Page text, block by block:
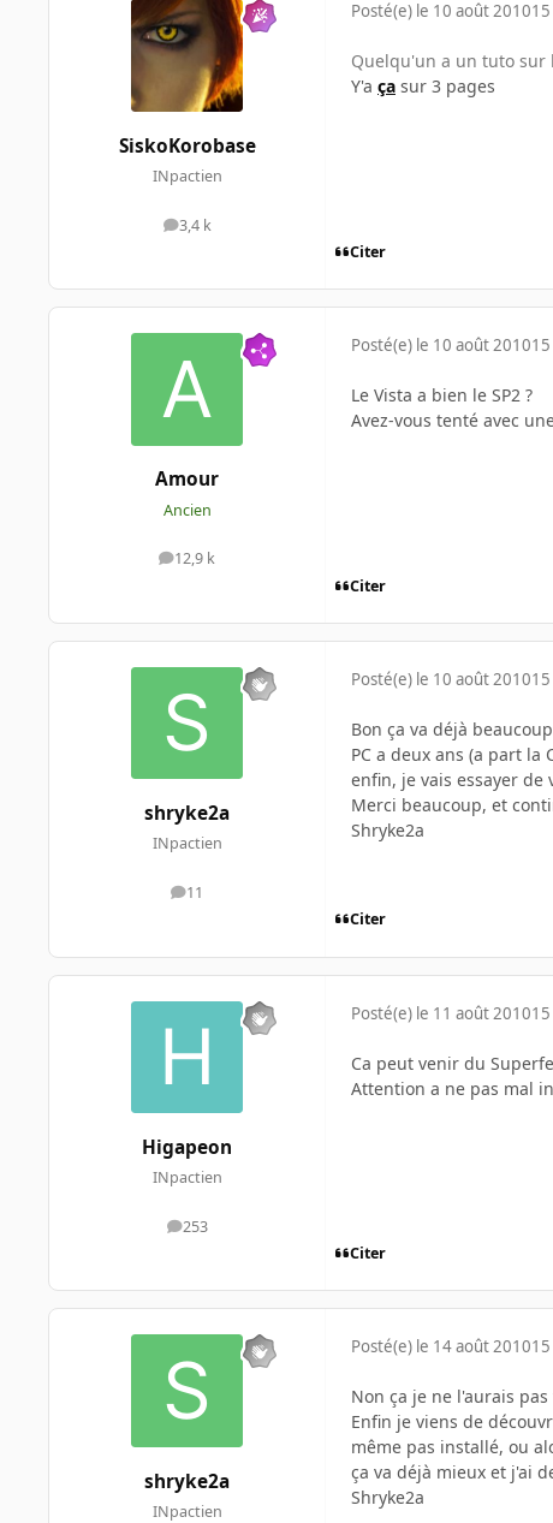
SiskoKorobase
INpactien
3,4 k
messages
Posté(e) le 10 août 2010
Quelqu'un a un tuto sur
Y'a ça sur 3 pages
Citer
Amour
Ancien
12,9 k
messages
Posté(e) le 10 août 2010
Le Vista a bien le SP2 ?
Avez-vous tenté avec
Citer
shryke2a
INpactien
11
messages
Posté(e) le 10 août 2010
Bon ça va déjà
PC a deux ans (a part
enfin, je vais essayer
Merci beaucoup, et
Shryke2a
Citer
Higapeon
INpactien
253
messages
Posté(e) le 11 août 2010
Ca peut venir du
Attention a ne pas mal
Citer
shryke2a
INpactien
Posté(e) le 14 août 2010
Non ça je ne l'aurais
Enfin je viens de
même pas installé, ou
ça va déjà mieux et j'ai
Shryke2a